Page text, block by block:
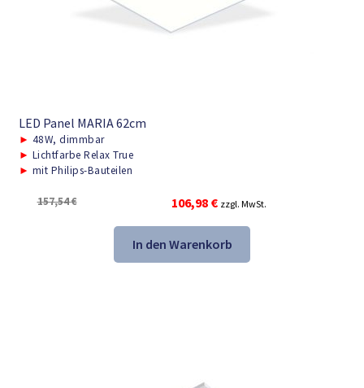
LED Panel MARIA 62cm
► 48W, dimmbar
► Lichtfarbe Relax True
► mit Philips-Bauteilen
157,54€
Ursprünglicher
Preis
war:
157,54 €
106,98 €Aktueller
Preis
ist:
106,98 €.
zzgl. MwSt.
In den Warenkorb